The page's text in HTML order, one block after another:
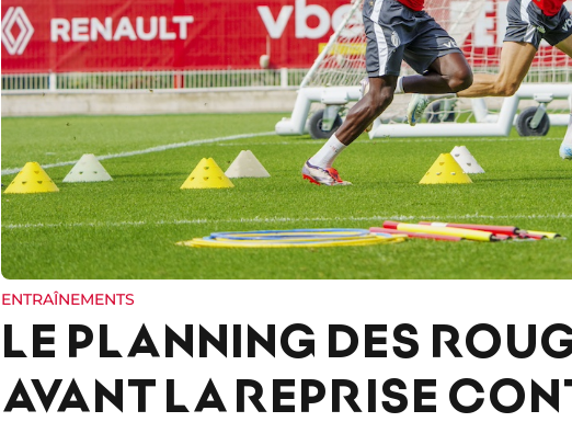
ENTRAÎNEMENTS
LE PLANNING DES
AVANT LA REPRISE